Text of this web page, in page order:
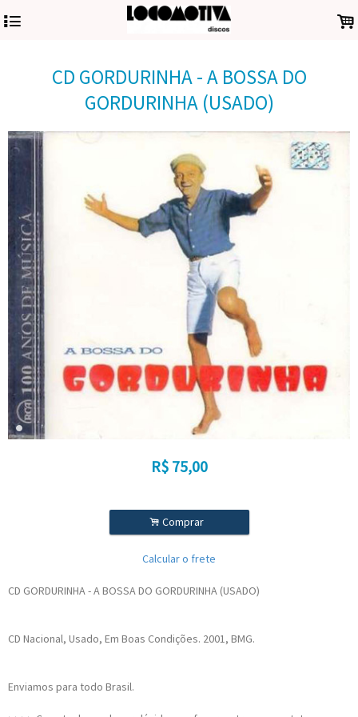
4 .
CD GORDURINHA - A BOSSA DO
GORDURINHA (USADO)
R$ 75,00
. Comprar
Calcular o frete
CD GORDURINHA - A BOSSA DO GORDURINHA (USADO)
CD Nacional, Usado, Em Boas Condições. 2001, BMG.
Enviamos para todo Brasil.